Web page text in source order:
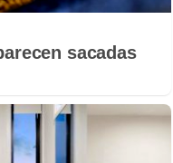
sacadas